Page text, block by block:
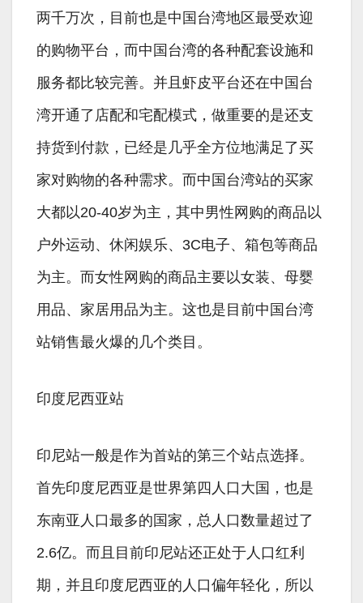
两千万次，目前也是中国台湾地区最受欢迎
的购物平台，而中国台湾的各种配套设施和
服务都比较完善。并且虾皮平台还在中国台
湾开通了店配和宅配模式，做重要的是还支
持货到付款，已经是几乎全方位地满足了买
家对购物的各种需求。而中国台湾站的买家
大都以20-40岁为主，其中男性网购的商品以
户外运动、休闲娱乐、3C电子、箱包等商品
为主。而女性网购的商品主要以女装、母婴
用品、家居用品为主。这也是目前中国台湾
站销售最火爆的几个类目。
印度尼西亚站
印尼站一般是作为首站的第三个站点选择。
首先印度尼西亚是世界第四人口大国，也是
东南亚人口最多的国家，总人口数量超过了
2.6亿。而且目前印尼站还正处于人口红利
期，并且印度尼西亚的人口偏年轻化，所以